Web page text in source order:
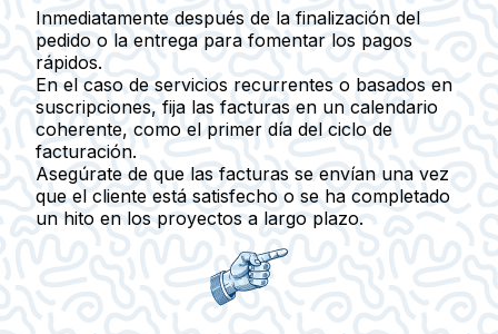
Inmediatamente después de la finalización del
pedido o la entrega para fomentar los pagos
rápidos.
En el caso de servicios recurrentes o basados en
suscripciones, fija las facturas en un calendario
coherente, como el primer día del ciclo de
facturación.
Asegúrate de que las facturas se envían una vez
que el cliente está satisfecho o se ha completado
un hito en los proyectos a largo plazo.